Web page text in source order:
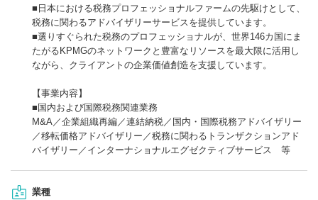
■日本における税務プロフェッショナルファームの先駆けとして、
税務に関わるアドバイザリーサービスを提供しています。
■選りすぐられた税務のプロフェッショナルが、世界146カ国にま
たがるKPMGのネットワークと豊富なリソースを最大限に活用し
ながら、クライアントの企業価値創造を支援しています。
【事業内容】
■国内および国際税務関連業務
M&A／企業組織再編／連結納税／国内・国際税務アドバイザリー
／移転価格アドバイザリー／税務に関わるトランザクションアド
バイザリー／インターナショナルエグゼクティブサービス 等
業種